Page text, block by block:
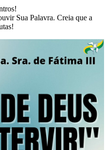
Sua Palavra. Creia que a